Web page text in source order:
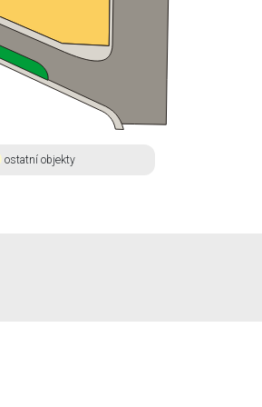
ostatní objekty